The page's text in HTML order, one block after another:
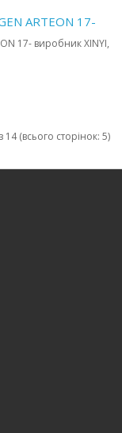
ARTEON 17-
17- виробник XINYI,
14 (всього сторінок: 5)